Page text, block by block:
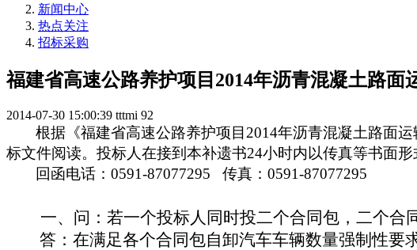
新闻中心
热点关注
招标采购
福建省高速公路养护项目2014年沥青混凝土路面
2014-07-30 15:00:39 tttmi 92
根据《福建省高速公路养护项目2014年沥青混凝土路面
标文件阅读。投标人在接到本补遗书24小时内以传真等书面形
回函电话： 0591-87077295 传真： 0591-87077295
一、问：若一个投标人同时投二个合同包，二个合
答：在满足各个合同包自卸汽车车辆数量强制性要